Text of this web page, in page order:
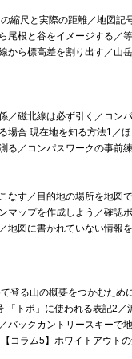
縮尺と実際の距離／地図
尾根と谷をイメージする
から標高差を割り出す／
／磁北線は必ず引く／コ
場合 現在地を知る方法1／
る／コンパスワークの事
なす／目的地の場所を地図
マップを作成しよう／確
地図に書かれていない情報
登る山の概要をつかむた
「トポ」に使われる表記2
バックカントリースキー
コラム5】ホワイトアウト